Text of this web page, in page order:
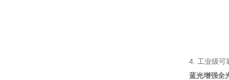
4. 工业级可
蓝光增强全